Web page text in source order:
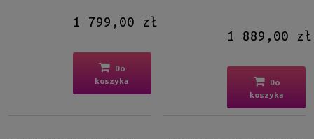
1 799,00 zł
Do
koszyka
1 889,00 zł
Do
koszyka